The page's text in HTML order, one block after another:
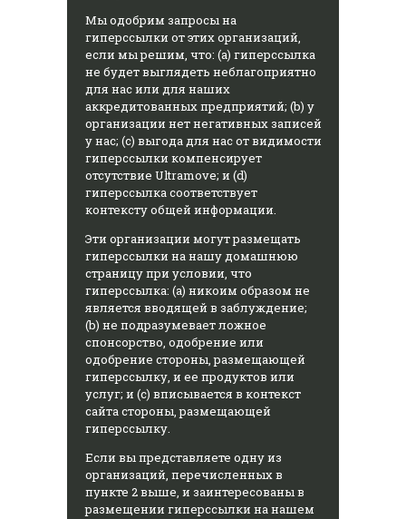
Мы одобрим запросы на
гиперссылки от этих организаций,
если мы решим, что: (a) гиперссылка
не будет выглядеть неблагоприятно
для нас или для наших
аккредитованных предприятий; (b) у
организации нет негативных записей
у нас; (c) выгода для нас от видимости
гиперссылки компенсирует
отсутствие Ultramove; и (d)
гиперссылка соответствует
контексту общей информации.
Эти организации могут размещать
гиперссылки на нашу домашнюю
страницу при условии, что
гиперссылка: (a) никоим образом не
является вводящей в заблуждение;
(b) не подразумевает ложное
спонсорство, одобрение или
одобрение стороны, размещающей
гиперссылку, и ее продуктов или
услуг; и (c) вписывается в контекст
сайта стороны, размещающей
гиперссылку.
Если вы представляете одну из
организаций, перечисленных в
пункте 2 выше, и заинтересованы в
размещении гиперссылки на нашем